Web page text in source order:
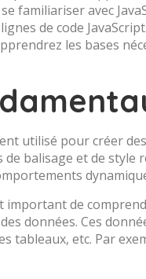
familiariser avec
de code
les bases
utilisé pour créer
balisage et de style
important de
données. Ces
tableaux, etc. Par